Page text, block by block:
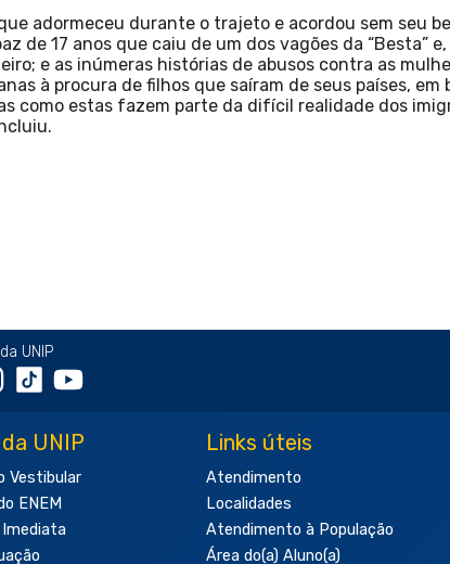
adormeceu durante o trajeto e acordou sem seu
de 17 anos que caiu de um dos vagões da “Besta”
e as inúmeras histórias de abusos contra as
à procura de filhos que saíram de seus países,
como estas fazem parte da difícil realidade dos
UNIP
UNIP
Vestibular
ENEM
Links úteis
Atendimento
Localidades
Atendimento à População
Área do(a) Aluno(a)